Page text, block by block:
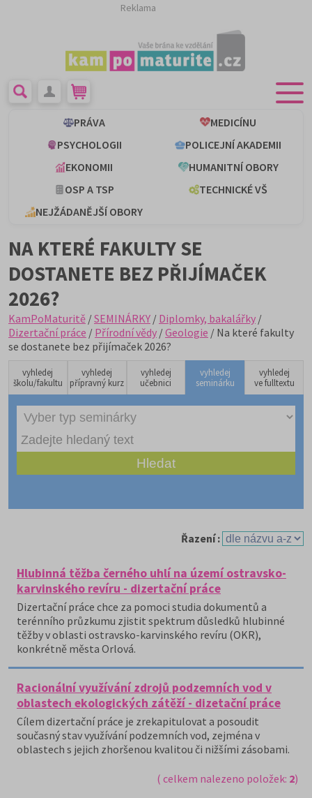
Reklama
PRÁVA
MEDICÍNU
PSYCHOLOGII
POLICEJNÍ AKADEMII
EKONOMII
HUMANITNÍ OBORY
OSP A TSP
TECHNICKÉ VŠ
NEJŽÁDANĚJŠÍ OBORY
NA KTERÉ FAKULTY SE
DOSTANETE BEZ PŘIJÍMAČEK
2026?
KamPoMaturitě /SEMINÁRKY / Diplomky, bakalářky /
Dizertační práce / Přírodní vědy /Geologie / Na které fakulty
se dostanete bez přijímaček 2026?
vyhledej
školu/fakultu
vyhledej
přípravný kurz
vyhledej
učebnici
vyhledej
seminárku
vyhledej
ve fulltextu
Řazení :
Hlubinná těžba černého uhlí na území ostravsko-
karvinského revíru - dizertační práce
Dizertační práce chce za pomoci studia dokumentů a
terénního průzkumu zjistit spektrum důsledků hlubinné
těžby v oblasti ostravsko-karvinského revíru (OKR),
konkrétně města Orlová.
Racionální využívání zdrojů podzemních vod v
oblastech ekologických zátěží - dizetační práce
Cílem dizertační práce je zrekapitulovat a posoudit
současný stav využívání podzemních vod, zejména v
oblastech s jejich zhoršenou kvalitou či nižšími zásobami.
( celkem nalezeno položek: 2)